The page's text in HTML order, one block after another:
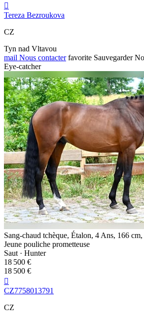

Tereza Bezroukova
CZ
Tyn nad Vltavou
mail Nous contacter favorite Sauvegarder
Eye-catcher
Sang-chaud tchèque, Étalon, 4 Ans, 166
Jeune pouliche prometteuse
Saut · Hunter
18 500 €
18 500 €

CZ7758013791
CZ